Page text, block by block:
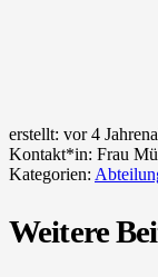
erstellt: vor 4 Jahren
Kontakt*in: Frau
Kategorien:
Weitere